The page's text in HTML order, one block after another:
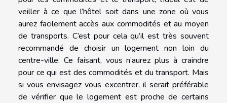
veiller à ce que l’hôtel soit dans une zone où vous
aurez facilement accès aux commodités et au moyen
de transports. C’est pour cela qu’il est très souvent
recommandé de choisir un logement non loin du
centre-ville. Ce faisant, vous n’aurez plus à craindre
pour ce qui est des commodités et du transport. Mais
si vous envisagez vous excentrer, il serait préférable
de vérifier que le logement est proche de certains